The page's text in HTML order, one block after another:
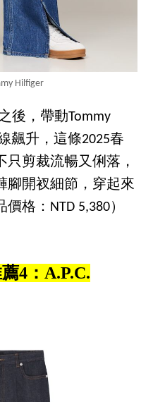
Hilfiger
後，帶動Tommy
飆升，這條2025春
剪裁流暢又俐落，
腳開衩細節，穿起來
格：NTD 5,380）
4：A.P.C.